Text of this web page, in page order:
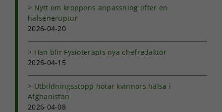
Nytt om kroppens anpassning efter en
hälseneruptur
2026-04-20
Han blir Fysioterapis nya chefredaktör
2026-04-15
Utbildningsstopp hotar kvinnors hälsa i
Afghanistan
2026-04-08
uppbyggnad,
För att vår